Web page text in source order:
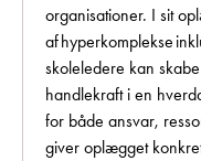
organisationer. I sit
af hyperkomplekse
skoleledere kan
handlekraft i en
for både ansvar,
giver oplægget